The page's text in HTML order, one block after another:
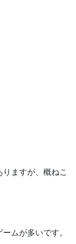
ますが、概ねこ
ムが多いです。